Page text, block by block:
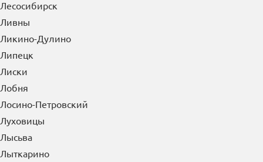
Лесосибирск
Ливны
Ликино-Дулино
Липецк
Лиски
Лобня
Лосино-Петровский
Луховицы
Лысьва
Лыткарино